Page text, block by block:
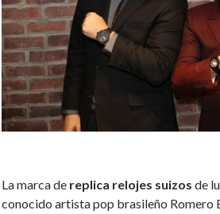
La marca de replica relojes suizos de
conocido artista pop brasileño Romero